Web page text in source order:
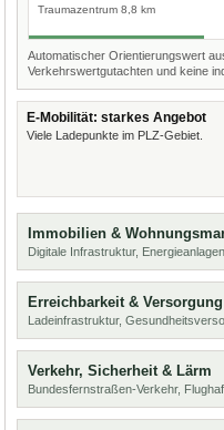
Traumazentrum 8,8 km
Automatischer Orientierungswert
Verkehrswertgutachten und keine
E-Mobilität: starkes Angebot
Viele Ladepunkte im PLZ-Gebiet.
Immobilien &
Digitale Infrastruktur,
Erreichbarkeit & Versorgung
Ladeinfrastruktur,
Verkehr, Sicherheit & Lärm
Bundesfernstraßen-Verkehr,